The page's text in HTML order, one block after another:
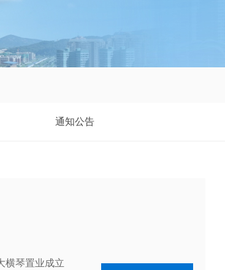
通知公告
横琴置业成立